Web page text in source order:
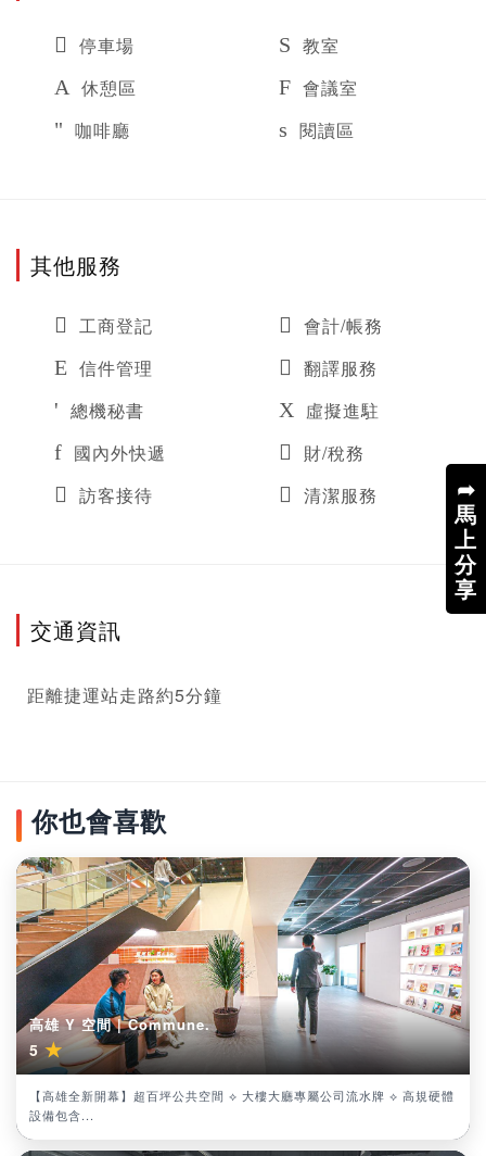
➦
馬
上
分
享
停車場
教室
休憩區
會議室
咖啡廳
閱讀區
其他服務
工商登記
會計/帳務
信件管理
翻譯服務
總機秘書
虛擬進駐
國內外快遞
財/稅務
訪客接待
清潔服務
交通資訊
距離捷運站走路約5分鐘
你也會喜歡
高雄 Y 空間 | Commune.
5★
【高雄全新開幕】超百坪公共空間 ⟡ 大樓大廳專屬公司流水牌 ⟡ 高規硬體
設備包含...